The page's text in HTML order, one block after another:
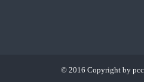
© 2016 Copyright by